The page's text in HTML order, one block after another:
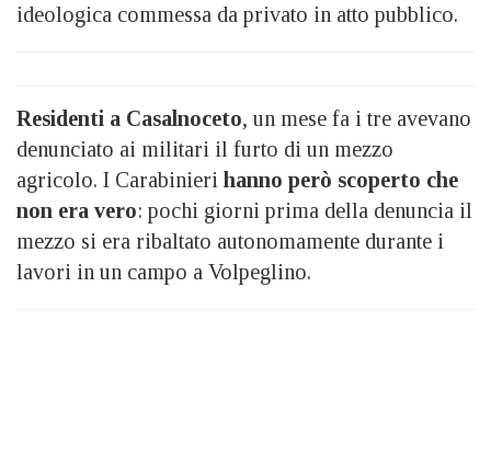
ideologica commessa da privato in atto pubblico.
Residenti a Casalnoceto, un mese fa i tre avevano
denunciato ai militari il furto di un mezzo
agricolo. I Carabinieri hanno però scoperto che
non era vero: pochi giorni prima della denuncia il
mezzo si era ribaltato autonomamente durante i
lavori in un campo a Volpeglino.